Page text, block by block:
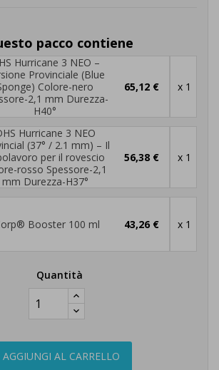
pacco contiene
Hurricane 3 NEO –
Provinciale (Blue
Colore-nero
2,1 mm Durezza-
H40°
65,12 € x 1
Hurricane 3 NEO
(37° / 2.1 mm) – Il
per il rovescio
rosso Spessore-2,1
mm Durezza-H37°
56,38 € x 1
Booster 100 ml 43,26 € x 1
Quantità
AGGIUNGI AL CARRELLO